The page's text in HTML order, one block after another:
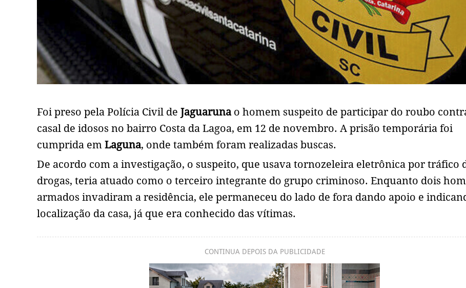
Foi preso pela Polícia Civil de Jaguarunao homem suspeito de participar do roubo
casal de idosos no bairro Costa da Lagoa, em 12 de novembro. A prisão temporária foi
cumprida em Laguna, onde também foram realizadas buscas.
De acordo com a investigação, o suspeito, que usava tornozeleira eletrônica por tráfico
drogas, teria atuado como o terceiro integrante do grupo criminoso. Enquanto dois
armados invadiram a residência, ele permaneceu do lado de fora dando apoio e
localização da casa, já que era conhecido das vítimas.
CONTINUA DEPOIS DA PUBLICIDADE